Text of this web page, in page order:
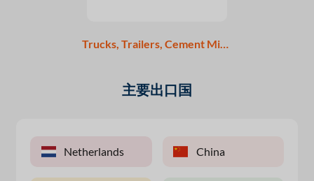
Trucks, Trailers, Cement Mixers, Tractors
主要出口国
China Turkey